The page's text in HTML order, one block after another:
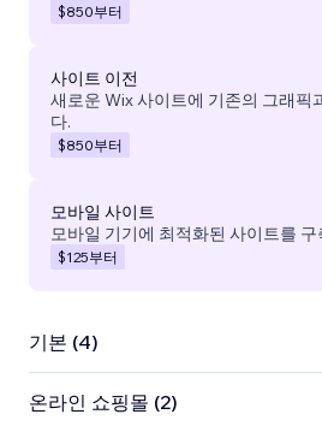
$850부터
사이트 이전
새로운 Wix 사이트에 기존의 그래픽
다.
$850부터
모바일 사이트
모바일 기기에 최적화된 사이트를 구
$125부터
기본 (4)
온라인 쇼핑몰 (2)